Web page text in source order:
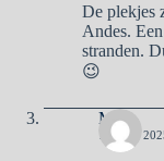
De plekjes
Andes.
stranden.
😉
Ma
12 JULI